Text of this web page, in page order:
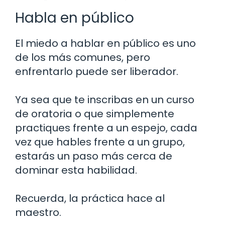
Habla en público
El miedo a hablar en público es uno
de los más comunes, pero
enfrentarlo puede ser liberador.
Ya sea que te inscribas en un curso
de oratoria o que simplemente
practiques frente a un espejo, cada
vez que hables frente a un grupo,
estarás un paso más cerca de
dominar esta habilidad.
Recuerda, la práctica hace al
maestro.